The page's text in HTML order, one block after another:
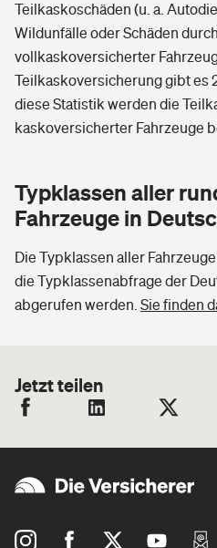
Teilkaskoschäden (u. a.
Wildunfälle oder Schäden
vollkaskoversicherter
Teilkaskoversicherung gibt es
diese Statistik werden die
kaskoversicherter Fahrzeuge
Typklassen aller
Fahrzeuge in
Die Typklassen aller
die Typklassenabfrage der
abgerufen werden. Sie finden
Jetzt teilen